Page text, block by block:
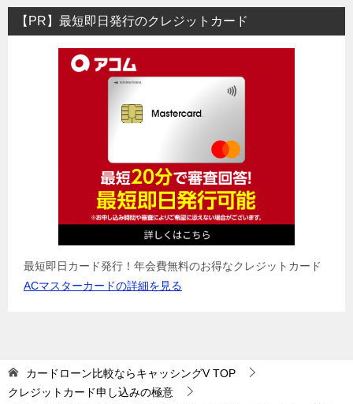
【PR】最短即日発行のクレジットカード
最短即日カード発行！年会費無料のお得なクレジットカード
ACマスターカードの詳細を見る
カードローン比較ならキャッシングVTOP
クレジットカード申し込みの極意